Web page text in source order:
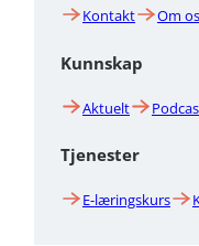
Kontakt Om
Kunnskap
Aktuelt
Tjenester
E-læringskurs